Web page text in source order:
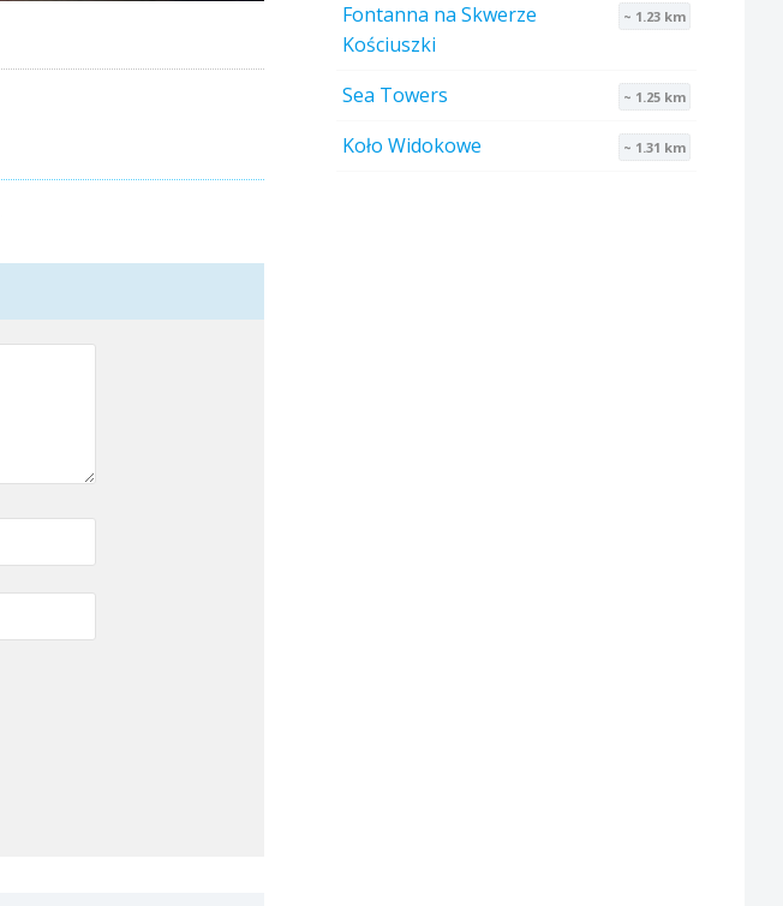
Fontanna na Skwerze
Kościuszki
~ 1.23 km
Sea Towers ~ 1.25 km
Koło Widokowe ~ 1.31 km